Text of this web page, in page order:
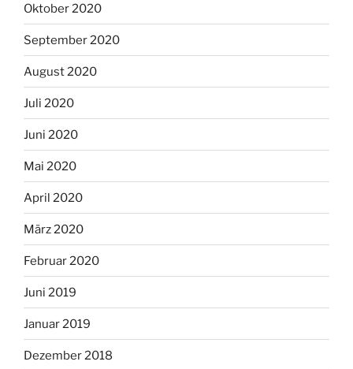
Oktober 2020
September 2020
August 2020
Juli 2020
Juni 2020
Mai 2020
April 2020
März 2020
Februar 2020
Juni 2019
Januar 2019
Dezember 2018